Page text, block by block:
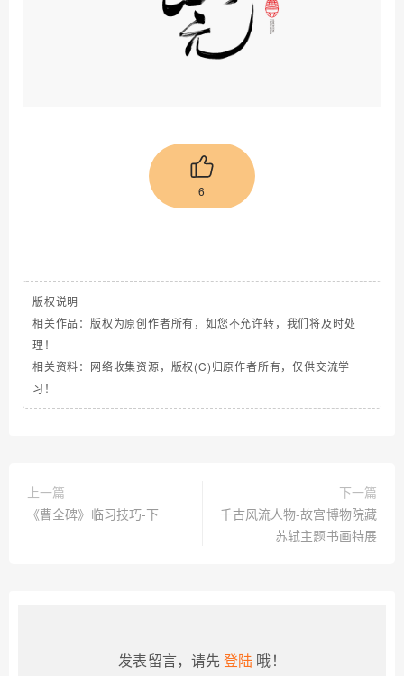
6
版权说明
相关作品：版权为原创作者所有，如您不允许转，我们将及时处
理！
相关资料：网络收集资源，版权(C)归原作者所有，仅供交流学
习！
上一篇
《曹全碑》临习技巧-下
下一篇
千古风流人物-故宫博物院藏
苏轼主题书画特展
发表留言，请先登陆 哦！